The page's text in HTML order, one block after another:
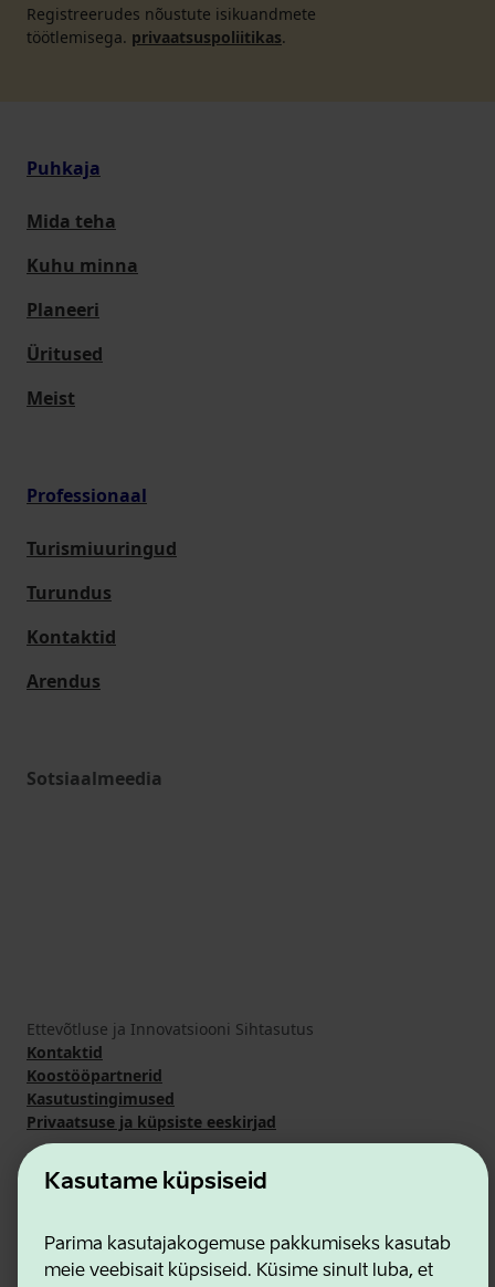
Kasutame küpsiseid
Parima kasutajakogemuse pakkumiseks kasutab
meie veebisait küpsiseid. Küsime sinult luba, et
Registreerudes nõustute isikuandmete
töötlemisega. privaatsuspoliitikas.
Puhkaja
Mida teha
Kuhu minna
Planeeri
Üritused
Meist
Professionaal
Turismiuuringud
Turundus
Kontaktid
Arendus
Sotsiaalmeedia
Ettevõtluse ja Innovatsiooni Sihtasutus
Kontaktid
Koostööpartnerid
Kasutustingimused
Privaatsuse ja küpsiste eeskirjad